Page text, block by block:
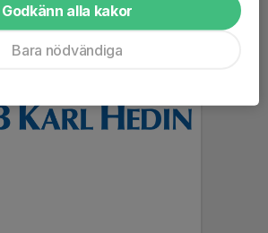
Godkänn alla kakor
Bara nödvändiga